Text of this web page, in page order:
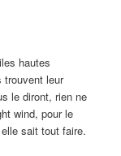
hautes
trouvent leur
le diront, rien ne
wind, pour le
sait tout faire.